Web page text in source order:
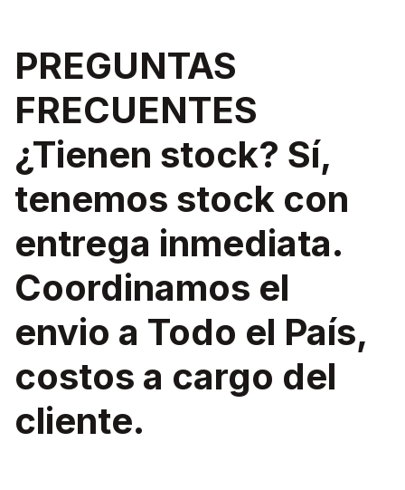
PREGUNTAS
FRECUENTES
¿Tienen stock? Sí,
tenemos stock con
entrega inmediata.
Coordinamos el
envio a Todo el País,
costos a cargo del
cliente.